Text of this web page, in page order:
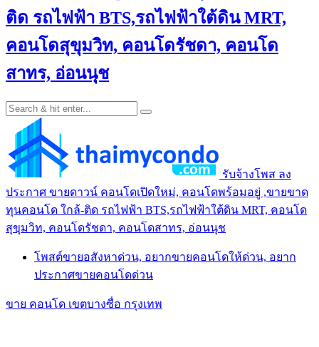
ติด รถไฟฟ้า BTS,รถไฟฟ้าใต้ดิน MRT,
คอนโดสุขุมวิท, คอนโดรัชดา, คอนโด
สาทร, อ่อนนุช
รับจ้างโพส ลง
ประกาศ ขายดาวน์ คอนโดเปิดใหม่, คอนโดพร้อมอยู่ ,ขายขาด
ทุนคอนโด ใกล้-ติด รถไฟฟ้า BTS,รถไฟฟ้าใต้ดิน MRT, คอนโด
สุขุมวิท, คอนโดรัชดา, คอนโดสาทร, อ่อนนุช
โพสต์ขายอสังหาด่วน, อยากขายคอนโดให้ด่วน, อยาก
ประกาศขายคอนโดด่วน
ขาย คอนโด เขตบางซื่อ กรุงเทพ